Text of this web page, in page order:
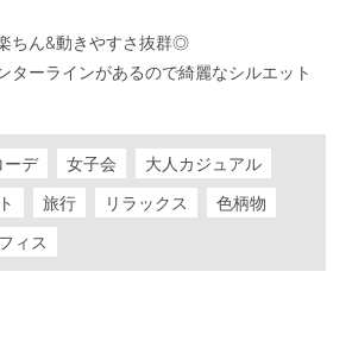
ちん&動きやすさ抜群◎
ターラインがあるので綺麗なシルエット
ーデ 女子会
大人カジュアル
旅行 リラックス
色柄物
ィス